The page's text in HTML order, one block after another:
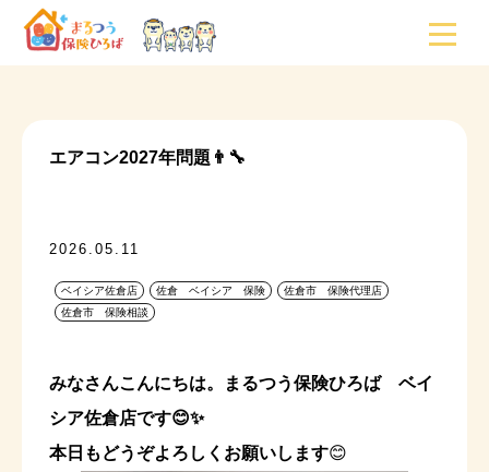
エアコン2027年問題👨‍🔧
2026.05.11
ベイシア佐倉店 佐倉 ベイシア 保険
佐倉市 保険代理店
佐倉市 保険相談
みなさんこんにちは。まるつう保険ひろば ベイ
シア佐倉店です😊✨
本日もどうぞよろしくお願いします😊